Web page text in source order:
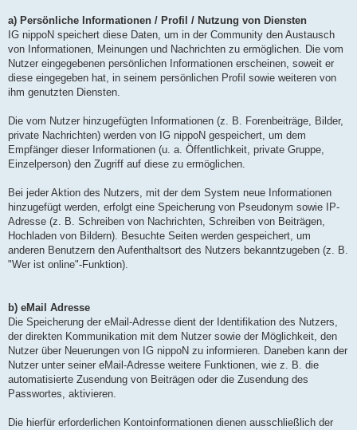
a) Persönliche Informationen / Profil / Nutzung von Diensten
IG nippoN speichert diese Daten, um in der Community den Austausch
von Informationen, Meinungen und Nachrichten zu ermöglichen. Die vom
Nutzer eingegebenen persönlichen Informationen erscheinen, soweit er
diese eingegeben hat, in seinem persönlichen Profil sowie weiteren von
ihm genutzten Diensten.
Die vom Nutzer hinzugefügten Informationen (z. B. Forenbeiträge, Bilder,
private Nachrichten) werden von IG nippoN gespeichert, um dem
Empfänger dieser Informationen (u. a. Öffentlichkeit, private Gruppe,
Einzelperson) den Zugriff auf diese zu ermöglichen.
Bei jeder Aktion des Nutzers, mit der dem System neue Informationen
hinzugefügt werden, erfolgt eine Speicherung von Pseudonym sowie IP-
Adresse (z. B. Schreiben von Nachrichten, Schreiben von Beiträgen,
Hochladen von Bildern). Besuchte Seiten werden gespeichert, um
anderen Benutzern den Aufenthaltsort des Nutzers bekanntzugeben (z. B.
"Wer ist online"-Funktion).
b) eMail Adresse
Die Speicherung der eMail-Adresse dient der Identifikation des Nutzers,
der direkten Kommunikation mit dem Nutzer sowie der Möglichkeit, den
Nutzer über Neuerungen von IG nippoN zu informieren. Daneben kann der
Nutzer unter seiner eMail-Adresse weitere Funktionen, wie z. B. die
automatisierte Zusendung von Beiträgen oder die Zusendung des
Passwortes, aktivieren.
Die hierfür erforderlichen Kontoinformationen dienen ausschließlich der